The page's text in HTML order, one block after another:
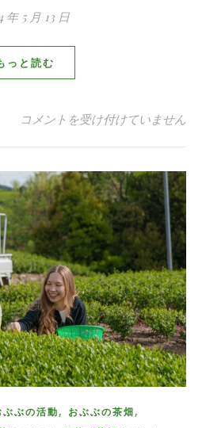
年 5 月 13 日
っと読む
春のお茶摘み体験2024!!報告 は
コメントを受け付けていません
ぶぶの活動, おぶぶの茶畑,